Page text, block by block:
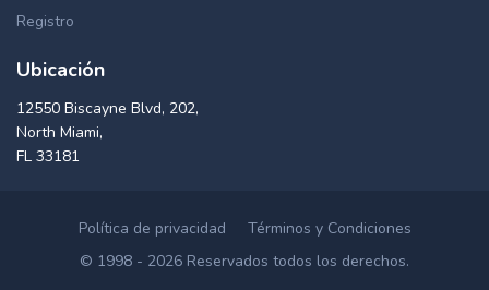
Registro
Ubicación
12550 Biscayne Blvd, 202,
North Miami,
FL 33181
Política de privacidad
Términos y Condiciones
© 1998 - 2026 Reservados todos los derechos.